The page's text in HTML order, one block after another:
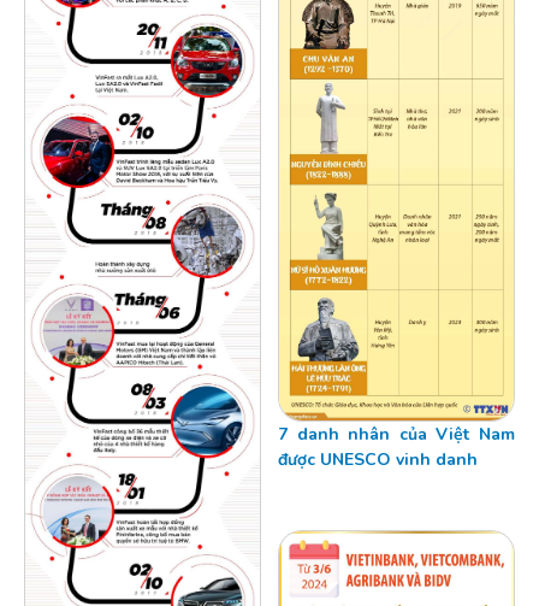
7 danh nhân của Việt Nam
được UNESCO vinh danh